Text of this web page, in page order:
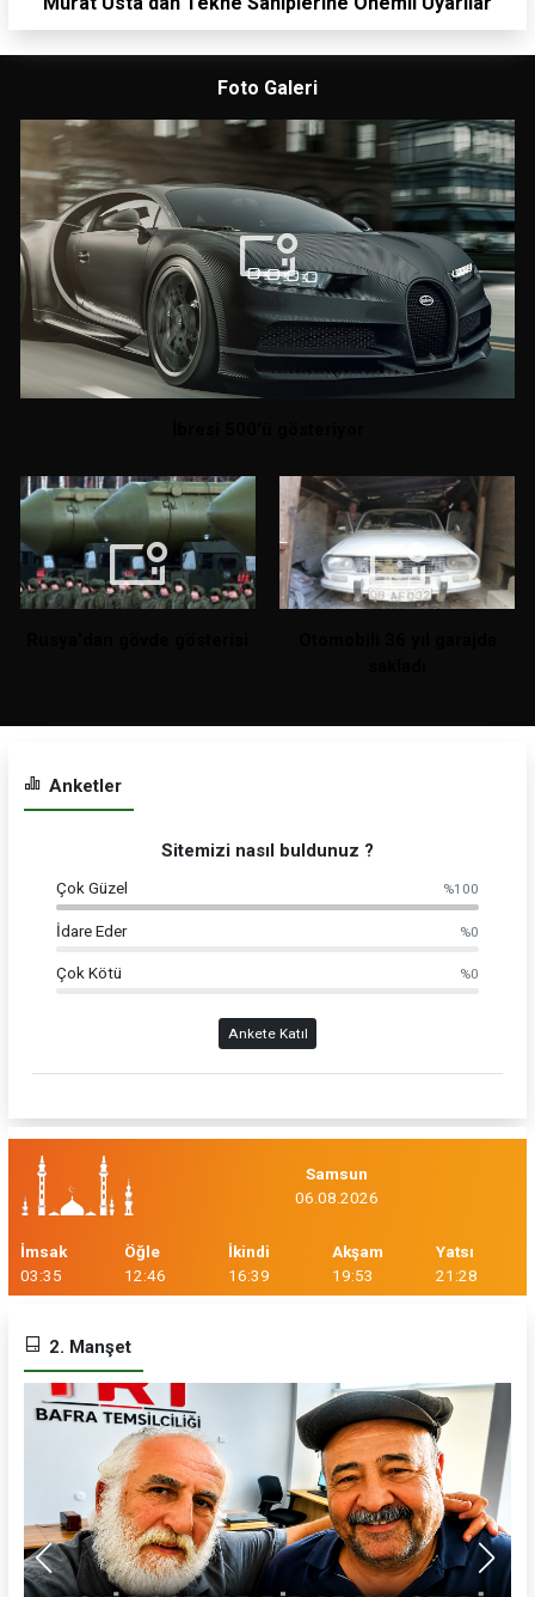
Foto Galeri
Anketler
Sitemizi nasıl buldunuz ?
Çok Güzel %100
İdare Eder %0
Çok Kötü %0
Ankete Katıl
Samsun
06.08.2026
İmsak
03:35
Öğle
12:46
İkindi
16:39
Akşam
19:53
Yatsı
21:28
2. Manşet
Bafra'nın Geleceği İçin Ortak Mesaj: TSO'dan